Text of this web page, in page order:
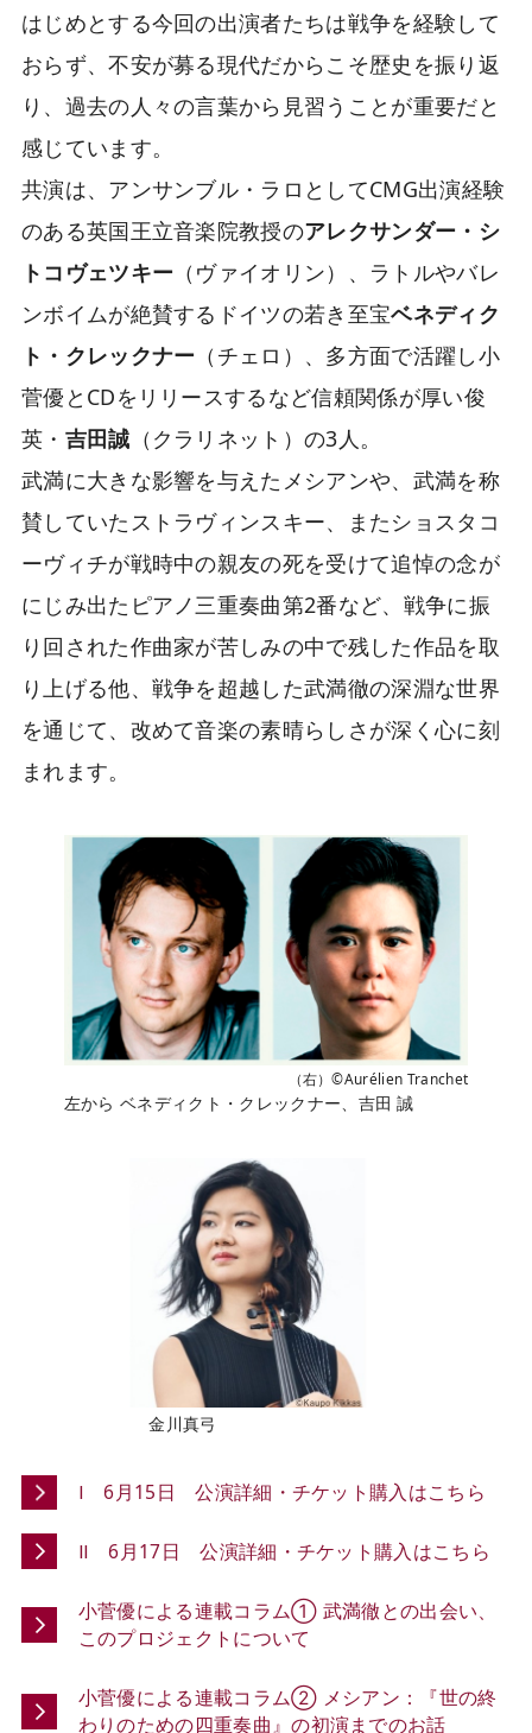
はじめとする今回の出演者たちは戦争を経験して
おらず、不安が募る現代だからこそ歴史を振り返
り、過去の人々の言葉から見習うことが重要だと
感じています。
共演は、アンサンブル・ラロとしてCMG出演経験
のある英国王立音楽院教授のアレクサンダー・シ
トコヴェツキー （ヴァイオリン）、ラトルやバレ
ンボイムが絶賛するドイツの若き至宝ベネディク
ト・クレックナー （チェロ）、多方面で活躍し小
菅優とCDをリリースするなど信頼関係が厚い俊
英・ 吉田誠 （クラリネット）の3人。
武満に大きな影響を与えたメシアンや、武満を称
賛していたストラヴィンスキー、またショスタコ
ーヴィチが戦時中の親友の死を受けて追悼の念が
にじみ出たピアノ三重奏曲第2番など、戦争に振
り回された作曲家が苦しみの中で残した作品を取
り上げる他、戦争を超越した武満徹の深淵な世界
を通じて、改めて音楽の素晴らしさが深く心に刻
まれます。
（右）©Aurélien Tranchet
左から ベネディクト・クレックナー、吉田 誠
金川真弓
Ⅰ 6月15日 公演詳細・チケット購入はこちら
Ⅱ 6月17日 公演詳細・チケット購入はこちら
小菅優による連載コラム① 武満徹との出会い、
このプロジェクトについて
小菅優による連載コラム② メシアン：『世の終
わりのための四重奏曲』の初演までのお話